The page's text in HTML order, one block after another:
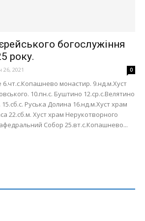
богослужіння
року.
26, 2021 0
монастир. 9.нд.м.Хуст
10.пн.с. Буштино 12.ср.с.Велятино
Руська Долина 16.нд.м.Хуст храм
22.сб.м. Хуст храм Нерукотворного
Собор 25.вт.с.Копашнево...